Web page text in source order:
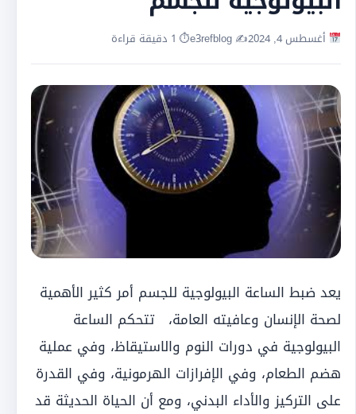
أغسطس 4, 2024 ✍️ e3refblog ⏱ 1 دقيقة قراءة
يعد ضبط الساعة البيولوجية للجسم أمر كثير الأهمية
لصحة الإنسان وعافيته العامة، تتحكم الساعة
البيولوجية في دورات النوم والاستيقاظ، وفي عملية
هضم الطعام، وفي الإفرازات الهرمونية، وفي القدرة
على التركيز والأداء البدني، ومع أن الحياة الحديثة قد